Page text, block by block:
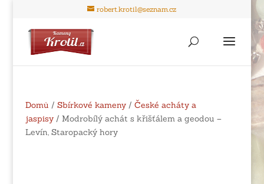
robert.krotil@seznam.cz
Domů / Sbírkové kameny/ České acháty a
jaspisy/ Modrobílý achát s křišťálem a geodou –
Levín, Staropacký hory